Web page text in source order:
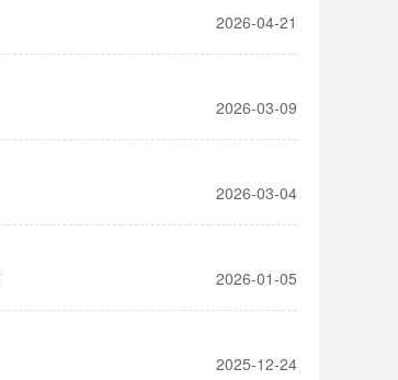
2026-04-21
2026-03-09
2026-03-04
2026-01-05
2025-12-24